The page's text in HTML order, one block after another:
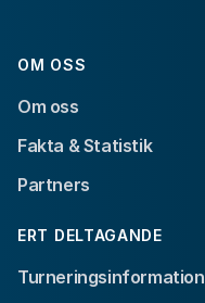
OM OSS
Om oss
Fakta & Statistik
Partners
ERT DELTAGANDE
Turneringsinformation